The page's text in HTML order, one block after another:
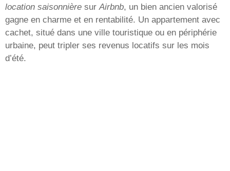
location saisonnière surAirbnb, un bien ancien valorisé
gagne en charme et en rentabilité. Un appartement avec
cachet, situé dans une ville touristique ou en périphérie
urbaine, peut tripler ses revenus locatifs sur les mois
d’été.